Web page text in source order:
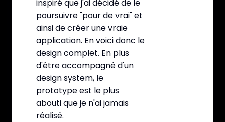
inspiré que j'ai décidé de le
poursuivre "pour de vrai" et
ainsi de créer une vraie
application. En voici donc le
design complet. En plus
d'être accompagné d'un
design system, le
prototype est le plus
abouti que je n'ai jamais
réalisé.